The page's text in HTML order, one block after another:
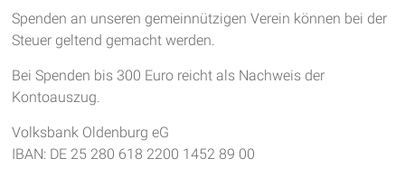
Spenden an unseren gemeinnützigen Verein können bei der
Steuer geltend gemacht werden.
Bei Spenden bis 300 Euro reicht als Nachweis der
Kontoauszug.
Volksbank Oldenburg eG
IBAN: DE 25 280 618 2200 1452 89 00